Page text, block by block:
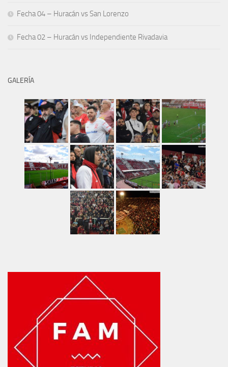
Fecha 04 – Huracán vs San Lorenzo
Fecha 02 – Huracán vs Independiente Rivadavia
GALERÍA